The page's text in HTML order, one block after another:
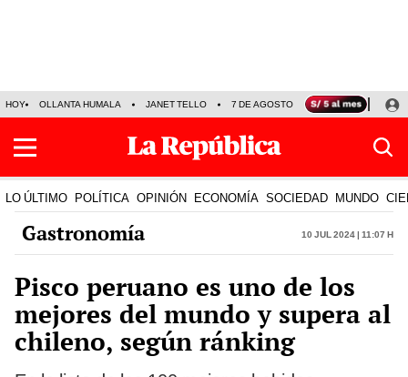
HOY OLLANTA HUMALA JANET TELLO 7 DE AGOSTO TINKA RESULTADOS
LO ÚLTIMO POLÍTICA OPINIÓN ECONOMÍA SOCIEDAD MUNDO
Gastronomía 10 Jul 2024 | 11:07 h
Pisco peruano es uno de los
mejores del mundo y supera al
chileno, según ránking